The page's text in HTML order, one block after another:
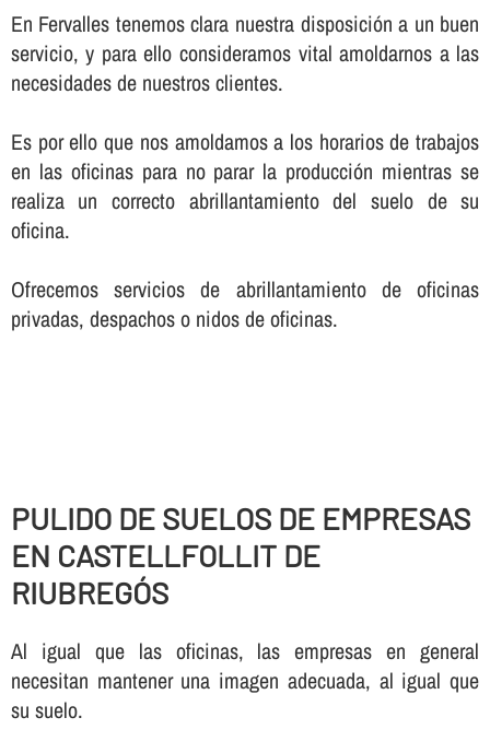
En Fervalles tenemos clara nuestra disposición a un buen
servicio, y para ello consideramos vital amoldarnos a las
necesidades de nuestros clientes.
Es por ello que nos amoldamos a los horarios de trabajos
en las oficinas para no parar la producción mientras se
realiza un correcto abrillantamiento del suelo de su
oficina.
Ofrecemos servicios de abrillantamiento de oficinas
privadas, despachos o nidos de oficinas.
PULIDO DE SUELOS DE EMPRESAS
EN CASTELLFOLLIT DE
RIUBREGÓS
Al igual que las oficinas, las empresas en general
necesitan mantener una imagen adecuada, al igual que
su suelo.